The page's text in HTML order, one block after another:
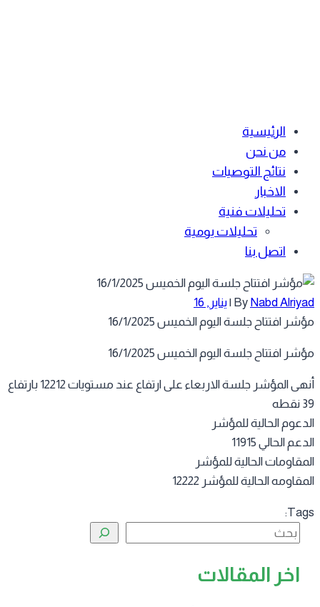
الرئيسية
من نحن
نتائج التوصيات
الاخبار
تحليلات فنية
تحليلات يومية
اتصل بنا
ByNabd
|يناير, 16
افتتاح جلسة اليوم الخميس 16/1/2025
افتتاح جلسة اليوم الخميس 16/1/2025
أنهى المؤشر جلسة الاربعاء على ارتفاع عند مستويات 12212 بارتفاع
الحالية للمؤشر
الحالي 11915
الحالية للمؤشر
الحالية للمؤشر 12222
البحث
اخر المقالات